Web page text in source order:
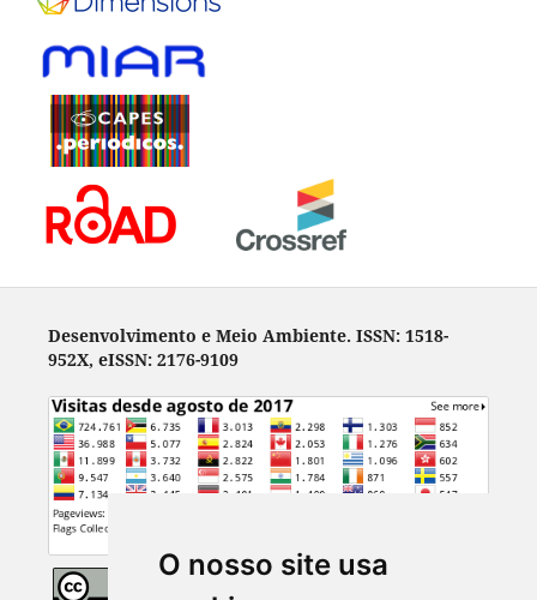
O nosso site usa
Desenvolvimento e Meio Ambiente. ISSN: 1518-
952X, eISSN: 2176-9109